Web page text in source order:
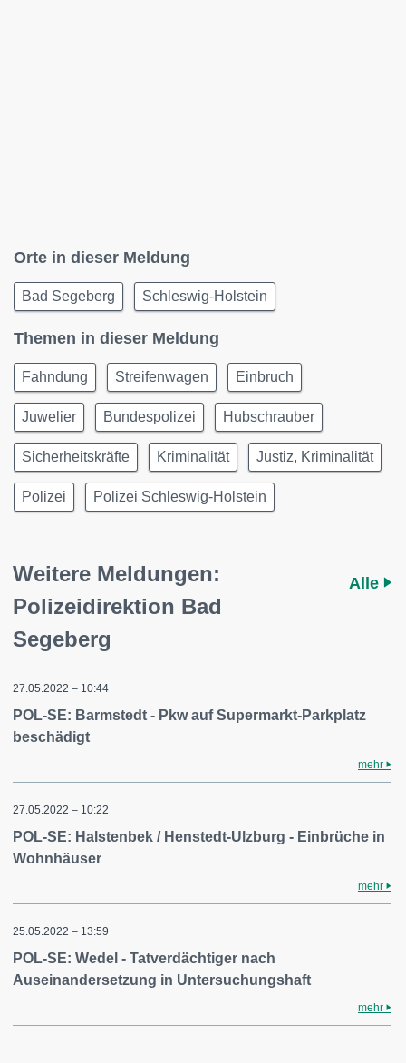
Orte in dieser Meldung
Bad Segeberg Schleswig-Holstein
Themen in dieser Meldung
Fahndung Streifenwagen Einbruch
Juwelier Bundespolizei Hubschrauber
Sicherheitskräfte Kriminalität Justiz, Kriminalität
Polizei Polizei Schleswig-Holstein
Weitere Meldungen:
Polizeidirektion Bad
Segeberg
Alle
27.05.2022 – 10:44
POL-SE: Barmstedt - Pkw auf Supermarkt-Parkplatz
beschädigt
mehr
27.05.2022 – 10:22
POL-SE: Halstenbek / Henstedt-Ulzburg - Einbrüche in
Wohnhäuser
mehr
25.05.2022 – 13:59
POL-SE: Wedel - Tatverdächtiger nach
Auseinandersetzung in Untersuchungshaft
mehr